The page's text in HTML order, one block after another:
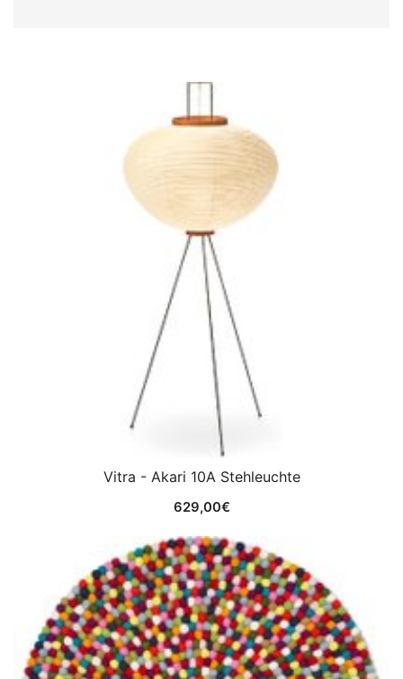
Vitra - Akari 10A Stehleuchte
629,00€